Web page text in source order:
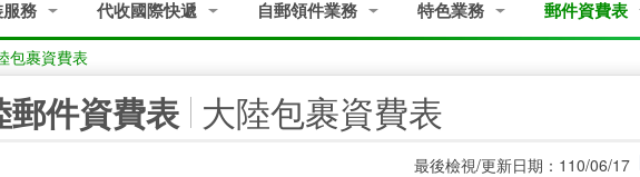
務 代收國際快遞 自郵領件業務 特色業務 郵件資費表
包裹資費表
郵件資費表 大陸包裹資費表
最後檢視/更新日期：110/06/17